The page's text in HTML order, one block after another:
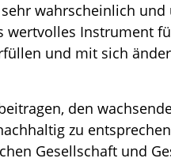
wahrscheinlich
wertvolles Instrument
und mit sich
den
zu
Gesellschaft und